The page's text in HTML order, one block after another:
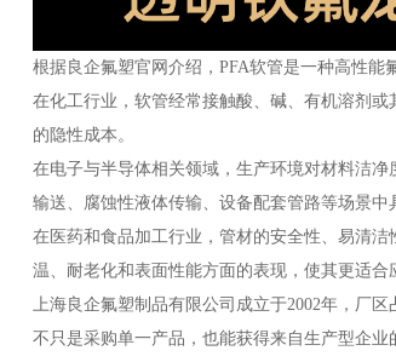
根据良企氟塑官网介绍，PFA软管是一种高性
在化工行业，软管经常接触酸、碱、有机溶剂
的隐性成本。
在电子与半导体相关领域，生产环境对材料洁
输送、腐蚀性液体传输、设备配套管路等场景中
在医药和食品加工行业，管材的安全性、易清
温、耐老化和表面性能方面的表现，使其更适合
上海良企氟塑制品有限公司成立于2002年，厂
不只是采购单一产品，也能获得来自生产型企业